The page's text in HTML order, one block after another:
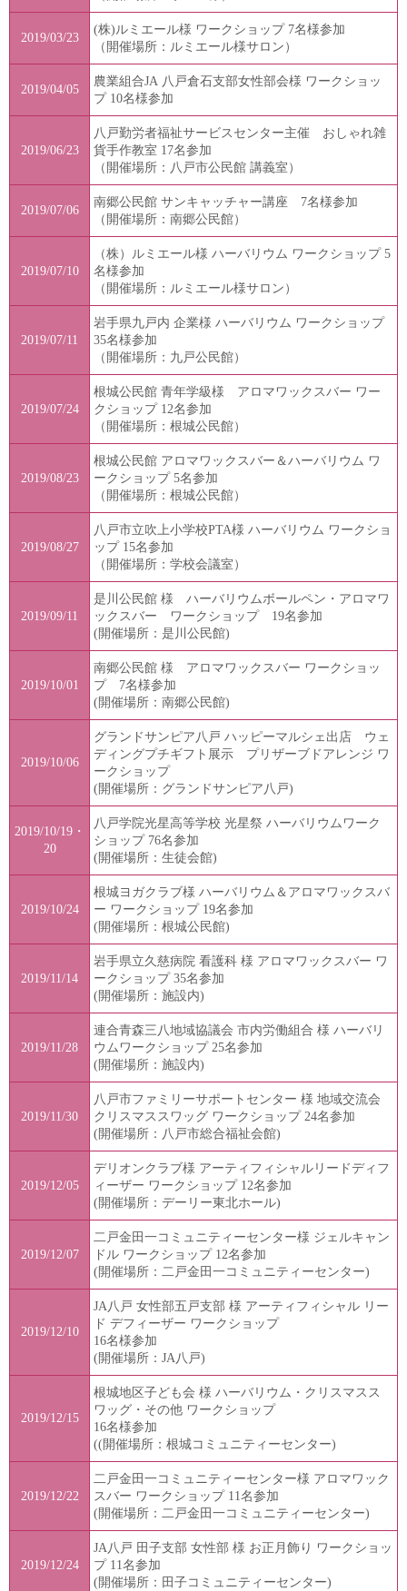
2019/03/23
(株)ルミエール様 ワークショップ 7名様参加
（開催場所：ルミエール様サロン）
2019/04/05
農業組合JA 八戸倉石支部女性部会様 ワークショッ
プ 10名様参加
2019/06/23
八戸勤労者福祉サービスセンター主催 おしゃれ雑
貨手作教室 17名参加
（開催場所：八戸市公民館 講義室）
2019/07/06
南郷公民館 サンキャッチャー講座 7名様参加
（開催場所：南郷公民館）
2019/07/10
（株）ルミエール様 ハーバリウム ワークショップ 5
名様参加
（開催場所：ルミエール様サロン）
2019/07/11
岩手県九戸内 企業様 ハーバリウム ワークショップ
35名様参加
（開催場所：九戸公民館）
2019/07/24
根城公民館 青年学級様 アロマワックスバー ワー
クショップ 12名参加
（開催場所：根城公民館）
2019/08/23
根城公民館 アロマワックスバー＆ハーバリウム ワ
ークショップ 5名参加
（開催場所：根城公民館）
2019/08/27
八戸市立吹上小学校PTA様 ハーバリウム ワークショ
ップ 15名参加
（開催場所：学校会議室）
2019/09/11
是川公民館 様 ハーバリウムボールペン・アロマワ
ックスバー ワークショップ 19名参加
(開催場所：是川公民館)
2019/10/01
南郷公民館 様 アロマワックスバー ワークショッ
プ 7名様参加
(開催場所：南郷公民館)
2019/10/06
グランドサンピア八戸 ハッピーマルシェ出店 ウェ
ディングプチギフト展示 プリザーブドアレンジ ワ
ークショップ
(開催場所：グランドサンピア八戸)
2019/10/19・
20
八戸学院光星高等学校 光星祭 ハーバリウムワーク
ショップ 76名参加
(開催場所：生徒会館)
2019/10/24
根城ヨガクラブ様 ハーバリウム＆アロマワックスバ
ー ワークショップ 19名参加
(開催場所：根城公民館)
2019/11/14
岩手県立久慈病院 看護科 様 アロマワックスバー ワ
ークショップ 35名参加
(開催場所：施設内)
2019/11/28
連合青森三八地域協議会 市内労働組合 様 ハーバリ
ウムワークショップ 25名参加
(開催場所：施設内)
2019/11/30
八戸市ファミリーサポートセンター 様 地域交流会
クリスマススワッグ ワークショップ 24名参加
(開催場所：八戸市総合福祉会館)
2019/12/05
デリオンクラブ様 アーティフィシャルリードディフ
ィーザー ワークショップ 12名参加
(開催場所：デーリー東北ホール)
2019/12/07
二戸金田一コミュニティーセンター様 ジェルキャン
ドル ワークショップ 12名参加
(開催場所：二戸金田一コミュニティーセンター)
2019/12/10
JA八戸 女性部五戸支部 様 アーティフィシャル リー
ド デフィーザー ワークショップ
16名様参加
(開催場所：JA八戸)
2019/12/15
根城地区子ども会 様 ハーバリウム・クリスマスス
ワッグ・その他 ワークショップ
16名様参加
((開催場所：根城コミュニティーセンター)
2019/12/22
二戸金田一コミュニティーセンター様 アロマワック
スバー ワークショップ 11名参加
(開催場所：二戸金田一コミュニティーセンター)
2019/12/24
JA八戸 田子支部 女性部 様 お正月飾り ワークショッ
プ 11名参加
(開催場所：田子コミュニティーセンター)